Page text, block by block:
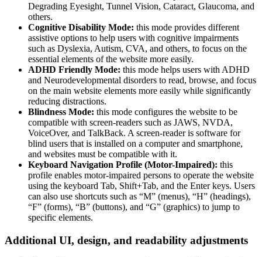
Degrading Eyesight, Tunnel Vision, Cataract, Glaucoma, and
others.
Cognitive Disability Mode: this mode provides different
assistive options to help users with cognitive impairments
such as Dyslexia, Autism, CVA, and others, to focus on the
essential elements of the website more easily.
ADHD Friendly Mode: this mode helps users with ADHD
and Neurodevelopmental disorders to read, browse, and focus
on the main website elements more easily while significantly
reducing distractions.
Blindness Mode: this mode configures the website to be
compatible with screen-readers such as JAWS, NVDA,
VoiceOver, and TalkBack. A screen-reader is software for
blind users that is installed on a computer and smartphone,
and websites must be compatible with it.
Keyboard Navigation Profile (Motor-Impaired): this
profile enables motor-impaired persons to operate the website
using the keyboard Tab, Shift+Tab, and the Enter keys. Users
can also use shortcuts such as “M” (menus), “H” (headings),
“F” (forms), “B” (buttons), and “G” (graphics) to jump to
specific elements.
Additional UI, design, and readability adjustments